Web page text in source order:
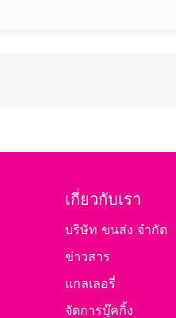
เกี่ยวกับเรา
บริษัท ขนส่ง จำกัด
ข่าวสาร
แกลเลอรี่
จัดการบุ๊คกิ้ง